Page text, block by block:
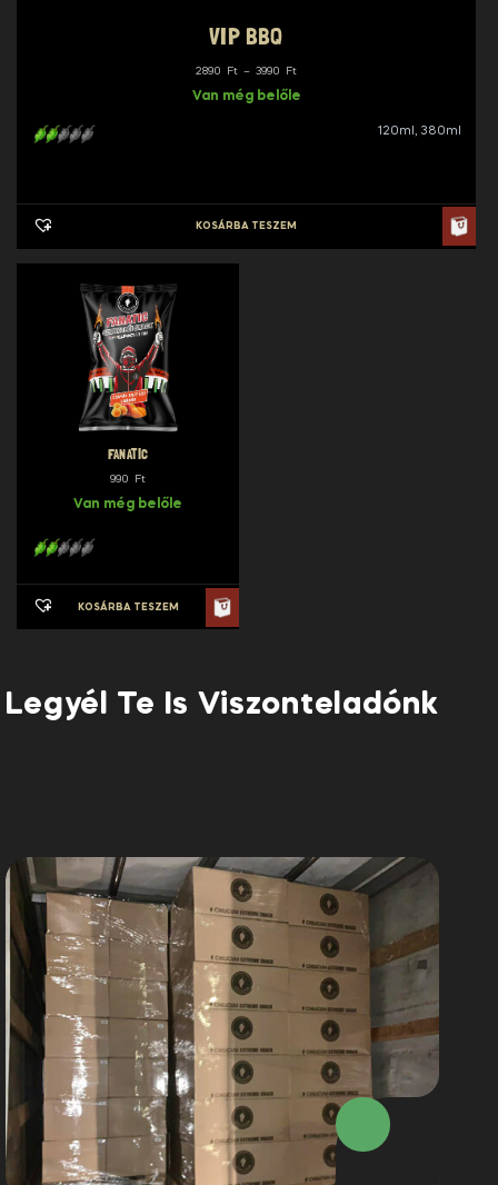
VIP BBQ
2890 Ft – 3990 FtÁrtartomány:
2890 Ft
Van még belőle
120ml, 380ml
KOSÁRBA TESZEM
FANATIC
990 Ft
Van még belőle
KOSÁRBA TESZEM
Legyél Te Is Viszonteladónk